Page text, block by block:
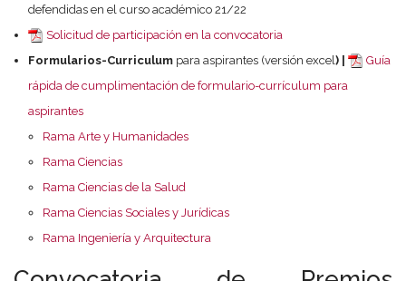
defendidas en el curso académico 21/22
Solicitud de participación en la convocatoria
Formularios-Curriculum para aspirantes (versión excel) |
Guía
rápida de cumplimentación de formulario-currículum para
aspirantes
Rama Arte y Humanidades
Rama Ciencias
Rama Ciencias de la Salud
Rama Ciencias Sociales y Jurídicas
Rama Ingeniería y Arquitectura